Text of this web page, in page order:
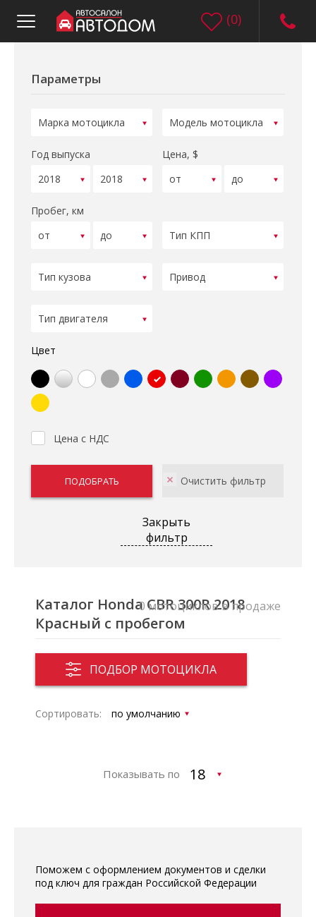
(0)
Параметры
Год выпуска Цена, $
Пробег, км
Цвет
Цена с НДС
Закрыть
фильтр
Каталог Honda CBR 300R 2018
Красный с пробегом
ПОДБОР МОТОЦИКЛА
0 мотоциклов в продаже
Сортировать:
Показывать по
Поможем с оформлением документов и сделки
под ключ для граждан Российской Федерации